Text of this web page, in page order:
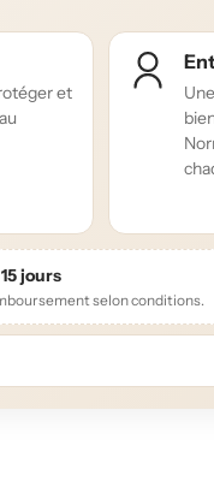
et
jours
selon conditions.